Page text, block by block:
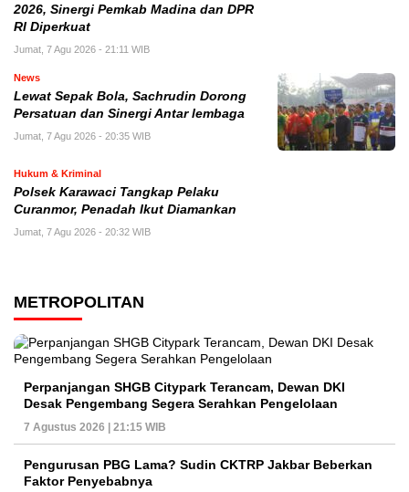
2026, Sinergi Pemkab Madina dan DPR
RI Diperkuat
Jumat, 7 Agu 2026 - 21:11 WIB
News
Lewat Sepak Bola, Sachrudin Dorong
Persatuan dan Sinergi Antar lembaga
Jumat, 7 Agu 2026 - 20:35 WIB
Hukum & Kriminal
Polsek Karawaci Tangkap Pelaku
Curanmor, Penadah Ikut Diamankan
Jumat, 7 Agu 2026 - 20:32 WIB
METROPOLITAN
Perpanjangan SHGB Citypark Terancam, Dewan DKI
Desak Pengembang Segera Serahkan Pengelolaan
7 Agustus 2026 | 21:15 WIB
Pengurusan PBG Lama? Sudin CKTRP Jakbar Beberkan
Faktor Penyebabnya